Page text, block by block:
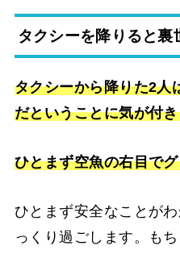
タクシーを降りると裏
タクシーから降りた2人
だということに気が付
ひとまず空魚の右目で
ひとまず安全なことが
っくり過ごします。も